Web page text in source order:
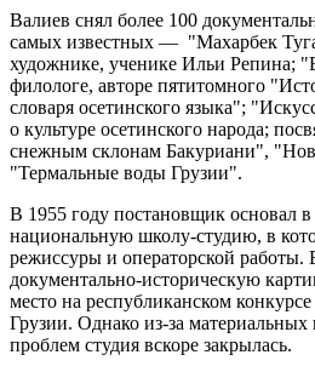
Валиев снял более 100
самых известных — "Махарбек
художнике, ученике Ильи Репина;
филологе, авторе пятитомного
словаря осетинского языка";
о культуре осетинского народа;
снежным склонам Бакуриани",
"Термальные воды Грузии".
В 1955 году постановщик основал
национальную школу-студию, в
режиссуры и операторской работы.
документально-историческую
место на республиканском
Грузии. Однако из-за
проблем студия вскоре закрылась.